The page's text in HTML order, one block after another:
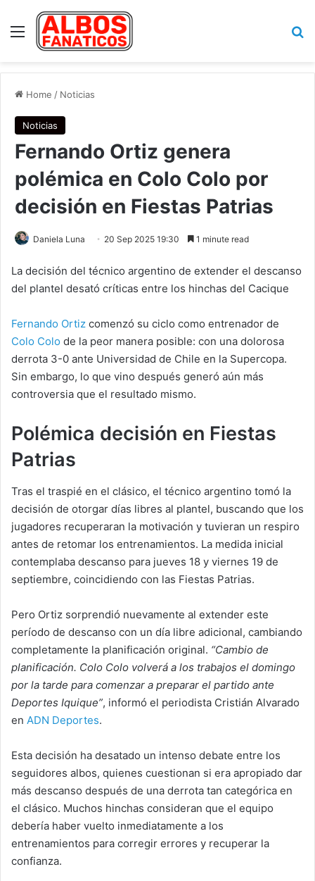
Menu
Home / Noticias
Noticias
Fernando Ortiz genera
polémica en Colo Colo por
decisión en Fiestas Patrias
Daniela Luna 20 Sep 2025 19:30 1 minute read
La decisión del técnico argentino de extender el descanso
del plantel desató críticas entre los hinchas del Cacique
Fernando Ortiz comenzó su ciclo como entrenador de
Colo Colo de la peor manera posible: con una dolorosa
derrota 3-0 ante Universidad de Chile en la Supercopa.
Sin embargo, lo que vino después generó aún más
controversia que el resultado mismo.
Polémica decisión en Fiestas
Patrias
Tras el traspié en el clásico, el técnico argentino tomó la
decisión de otorgar días libres al plantel, buscando que los
jugadores recuperaran la motivación y tuvieran un respiro
antes de retomar los entrenamientos. La medida inicial
contemplaba descanso para jueves 18 y viernes 19 de
septiembre, coincidiendo con las Fiestas Patrias.
Pero Ortiz sorprendió nuevamente al extender este
período de descanso con un día libre adicional, cambiando
completamente la planificación original. “Cambio de
planificación. Colo Colo volverá a los trabajos el domingo
por la tarde para comenzar a preparar el partido ante
Deportes Iquique”, informó el periodista Cristián Alvarado
en ADN Deportes.
Esta decisión ha desatado un intenso debate entre los
seguidores albos, quienes cuestionan si era apropiado dar
más descanso después de una derrota tan categórica en
el clásico. Muchos hinchas consideran que el equipo
debería haber vuelto inmediatamente a los
entrenamientos para corregir errores y recuperar la
confianza.